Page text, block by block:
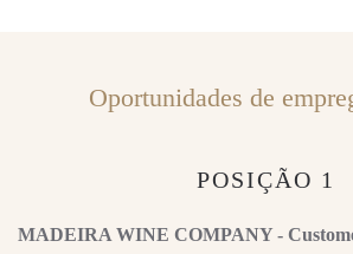
Oportunidades de
POSIÇÃO 1
MADEIRA WINE COMPANY -